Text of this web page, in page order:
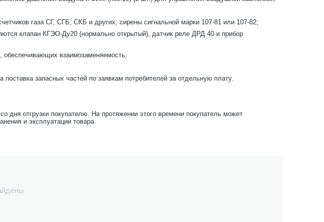
газа СГ, СГБ, СКБ и других; сирены сигнальной марки 107-81 или 107-82;
клапан КГЭО-Ду20 (нормально открытый), датчик реле ДРД 40 и прибор
обеспечивающих взаимозаменяемость;
запасных частей по заявкам потребителей за отдельную плату.
дня отгрузки покупателю. На протяжении этого времени покупатель может
и эксплуатации товара.